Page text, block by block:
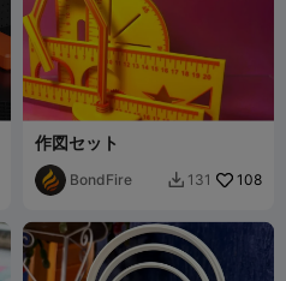
作図セット
BondFire  131 108